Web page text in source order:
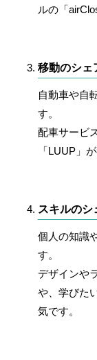
ルの「
移動のシェ
自動車や自
す。
配車サービ
「LUUP」
スキルのシ
個人の知識
す。
デザインや
や、学びた
気です。